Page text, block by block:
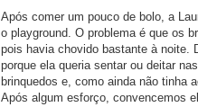
Após comer um pouco de bolo, a
o playground. O problema é que os
pois havia chovido bastante à noite.
porque ela queria sentar ou deitar
brinquedos e, como ainda não tinha
Após algum esforço, convencemos